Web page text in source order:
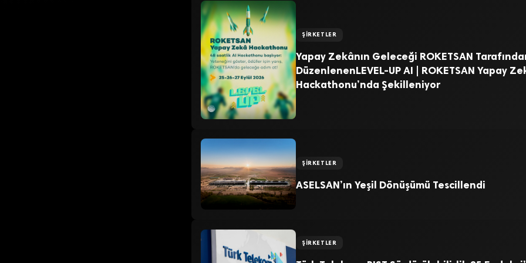
ŞIRKETLER
Yapay Zekânın Geleceği ROKETSAN
DüzenlenenLEVEL-UP AI | ROKETSAN Yapay
Hackathonu’nda Şekilleniyor
ŞIRKETLER
ASELSAN’ın Yeşil Dönüşümü Tescillendi
ŞIRKETLER